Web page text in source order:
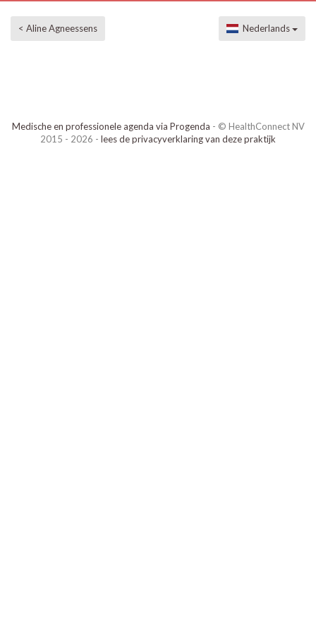
< Aline Agneessens Nederlands
Medische en professionele agenda via Progenda - © HealthConnect NV
2015 - 2026 - lees de privacyverklaring van deze praktijk